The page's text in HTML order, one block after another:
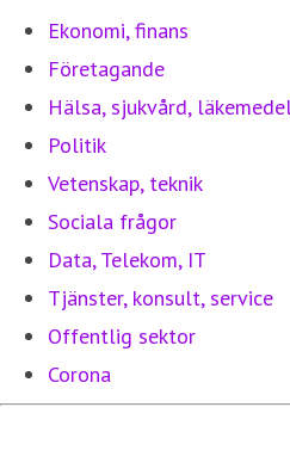
Ekonomi, finans
Företagande
Hälsa, sjukvård,
Politik
Vetenskap, teknik
Sociala frågor
Data, Telekom, IT
Tjänster, konsult, service
Offentlig sektor
Corona